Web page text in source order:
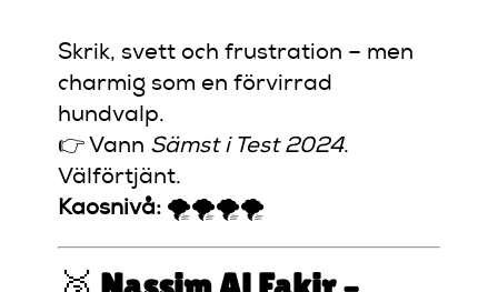
Skrik, svett och frustration – men
charmig som en förvirrad
hundvalp.
👉 Vann Sämst i Test 2024.
Välförtjänt.
Kaosnivå: 🌪️🌪️🌪️🌪️